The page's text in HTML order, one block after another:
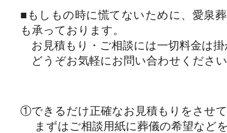
■もしもの時に慌てないために、愛泉
も承っております。
お見積もり・ご相談には一切料金は
どうぞお気軽にお問い合わせくださ
①できるだけ正確なお見積もりをさせ
まずはご相談用紙に葬儀の希望など